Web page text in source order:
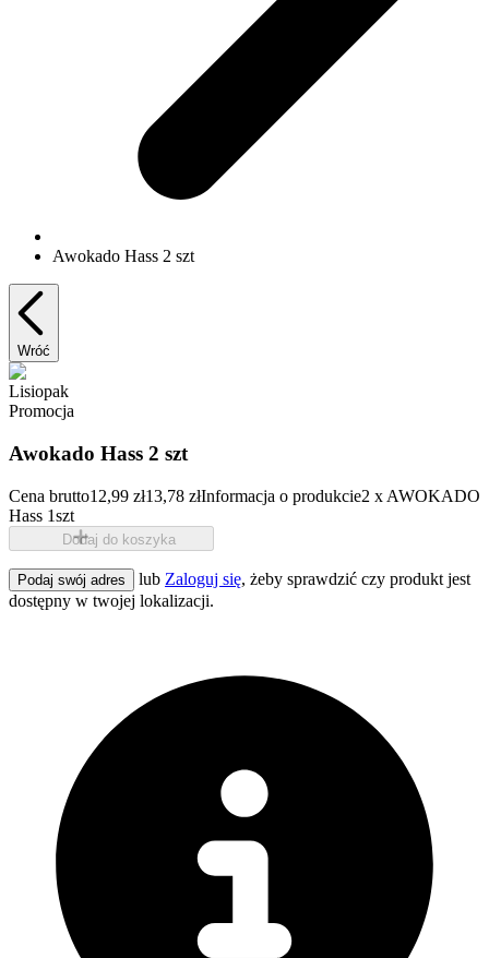
Awokado Hass 2 szt
Wróć
Lisiopak
Promocja
Awokado Hass 2 szt
Cena brutto12,99 zł13,78 złInformacja o produkcie2 x AWOKADO
Hass 1szt
Dodaj do koszyka
Podaj swój adres lub Zaloguj się, żeby sprawdzić czy produkt jest
dostępny w twojej lokalizacji.